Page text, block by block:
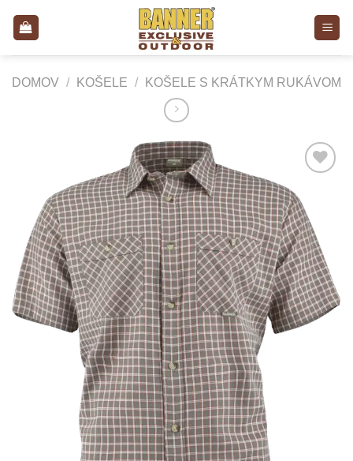
DOMOV / KOŠELE / KOŠELE S KRÁTKYM RUKÁVOM
Wishlist